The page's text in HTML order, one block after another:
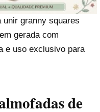
granny squares
gerada com
e uso exclusivo para
de